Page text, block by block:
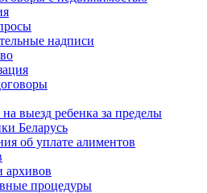
надписи
выезд ребенка за пределы
Беларусь
об уплате алиментов
архивов
процедуры